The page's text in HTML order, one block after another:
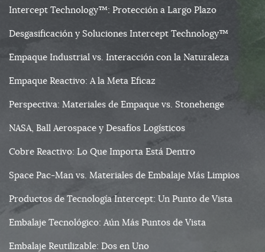
Intercept Technology™: Protección a Largo Plazo
Desgasificación y Soluciones Intercept Technology™
Empaque Industrial vs. Interacción con la Naturaleza
Empaque Reactivo: A la Meta Eficaz
Perspectiva: Materiales de Empaque vs. Stonehenge
NASA, Ball Aerospace y Desafíos Logísticos
Cobre Reactivo: Lo Que Importa Está Dentro
Space Pac-Man vs. Materiales de Embalaje Más Limpios
Productos de Tecnología Intercept: Un Punto de Vista
Embalaje Tecnológico: Aún Más Puntos de Vista
Embalaje Reutilizable: Dos en Uno